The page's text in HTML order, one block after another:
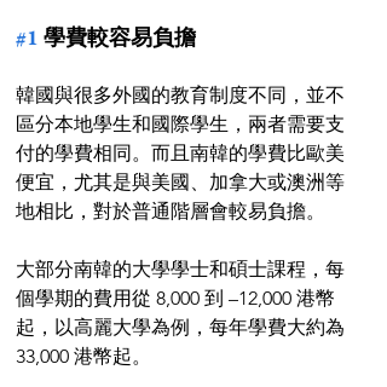
#1 學費較容易負擔
韓國與很多外國的教育制度不同，並不
區分本地學生和國際學生，兩者需要支
付的學費相同。而且南韓的學費比歐美
便宜，尤其是與美國、加拿大或澳洲等
地相比，對於普通階層會較易負擔。
大部分南韓的大學學士和碩士課程，每
個學期的費用從 8,000 到 –12,000 港幣
起，以高麗大學為例，每年學費大約為
33,000 港幣起。